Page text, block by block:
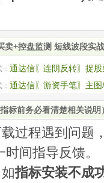
+控盘监测 短线波段实
通达信〖连阴反转〗捉
通达信〖游资手笔〗主
标前务必看清楚相关说明
过程遇到问题
时间指导反馈。
指标安装不成